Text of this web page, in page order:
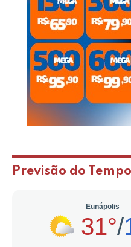
Previsão do Tempo